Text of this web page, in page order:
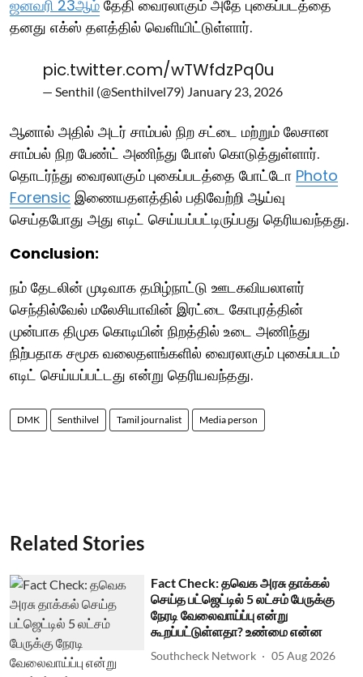
ஜனவரி 23ஆம் தேதி வைரலாகும் அதே புகைப்படத்தை
தனது எக்ஸ் தளத்தில் வெளியிட்டுள்ளார்.
pic.twitter.com/wTWfdzPq0u
— Senthil (@Senthilvel79) January 23, 2026
ஆனால் அதில் அடர் சாம்பல் நிற சட்டை மற்றும் லேசான
சாம்பல் நிற பேண்ட் அணிந்து போஸ் கொடுத்துள்ளார்.
தொடர்ந்து வைரலாகும் புகைப்படத்தை போட்டோ Photo
Forensic இணையதளத்தில் பதிவேற்றி ஆய்வு
செய்தபோது அது எடிட் செய்யப்பட்டிருப்பது தெரியவந்தது.
Conclusion:
நம் தேடலின் முடிவாக தமிழ்நாட்டு ஊடகவியலாளர்
செந்தில்வேல் மலேசியாவின் இரட்டை கோபுரத்தின்
முன்பாக திமுக கொடியின் நிறத்தில் உடை அணிந்து
நிற்பதாக சமூக வலைதளங்களில் வைரலாகும் புகைப்படம்
எடிட் செய்யப்பட்டது என்று தெரியவந்தது.
DMK Senthilvel Tamil journalist Media person
Related Stories
Fact Check: தவெக அரசு தாக்கல்
செய்த பட்ஜெட்டில் 5 லட்சம் பேருக்கு
நேரடி வேலைவாய்ப்பு என்று
கூறப்பட்டுள்ளதா? உண்மை என்ன
Southcheck Network 05 Aug 2026